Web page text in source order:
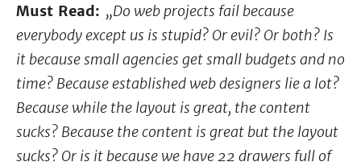
Must Read: „Do web projects fail because
everybody except us is stupid? Or evil? Or both? Is
it because small agencies get small budgets and no
time? Because established web designers lie a lot?
Because while the layout is great, the content
sucks? Because the content is great but the layout
sucks? Or is it because we have 22 drawers full of